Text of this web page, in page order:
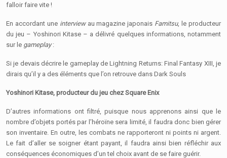
falloir faire vite !
En accordant une interviewau magazine japonais Famitsu, le producteur
du jeu – Yoshinori Kitase – a délivré quelques informations, notamment
sur le gameplay:
Si je devais décrire le gameplay de Lightning Returns: Final Fantasy XIII, je
dirais qu’il y a des éléments que l’on retrouve dans Dark Souls
Yoshinori Kitase, producteur du jeu chez Square Enix
D’autres informations ont filtré, puisque nous apprenons ainsi que le
nombre d’objets portés par l’héroïne sera limité, il faudra donc bien gérer
son inventaire. En outre, les combats ne rapporteront ni points ni argent.
Le fait d’aller se soigner étant payant, il faudra ainsi bien réfléchir aux
conséquences économiques d’un tel choix avant de se faire guérir.